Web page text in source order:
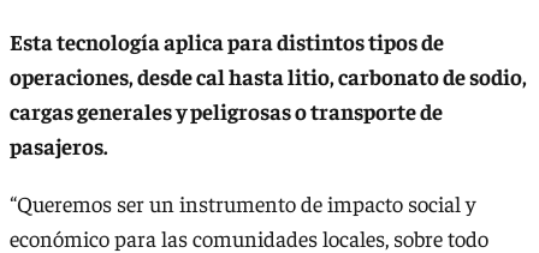
Esta tecnología aplica para distintos tipos de
operaciones, desde cal hasta litio, carbonato de sodio,
cargas generales y peligrosas o transporte de
pasajeros.
“Queremos ser un instrumento de impacto social y
económico para las comunidades locales, sobre todo